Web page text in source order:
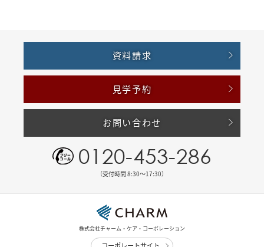
資料請求
見学予約
お問い合わせ
0120-453-286
（受付時間 8:30〜17:30）
株式会社チャーム・ケア・コーポレーション